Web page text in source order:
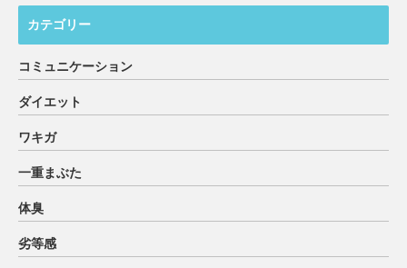
カテゴリー
コミュニケーション
ダイエット
ワキガ
一重まぶた
体臭
劣等感